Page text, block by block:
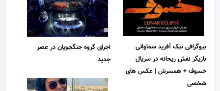
بیوگرافی نیک آفرید سماواتی
بازیگر نقش ریحانه در سریال
خسوف + همسرش | عکس های
شخصی
اجرای گروه جنگجویان در عصر
جدید